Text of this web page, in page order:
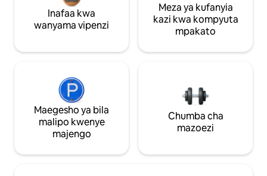
Inafaa kwa
wanyama vipenzi
Meza ya kufanyia
kazi kwa kompyuta
mpakato
Maegesho ya bila
malipo kwenye
majengo
Chumba cha
mazoezi